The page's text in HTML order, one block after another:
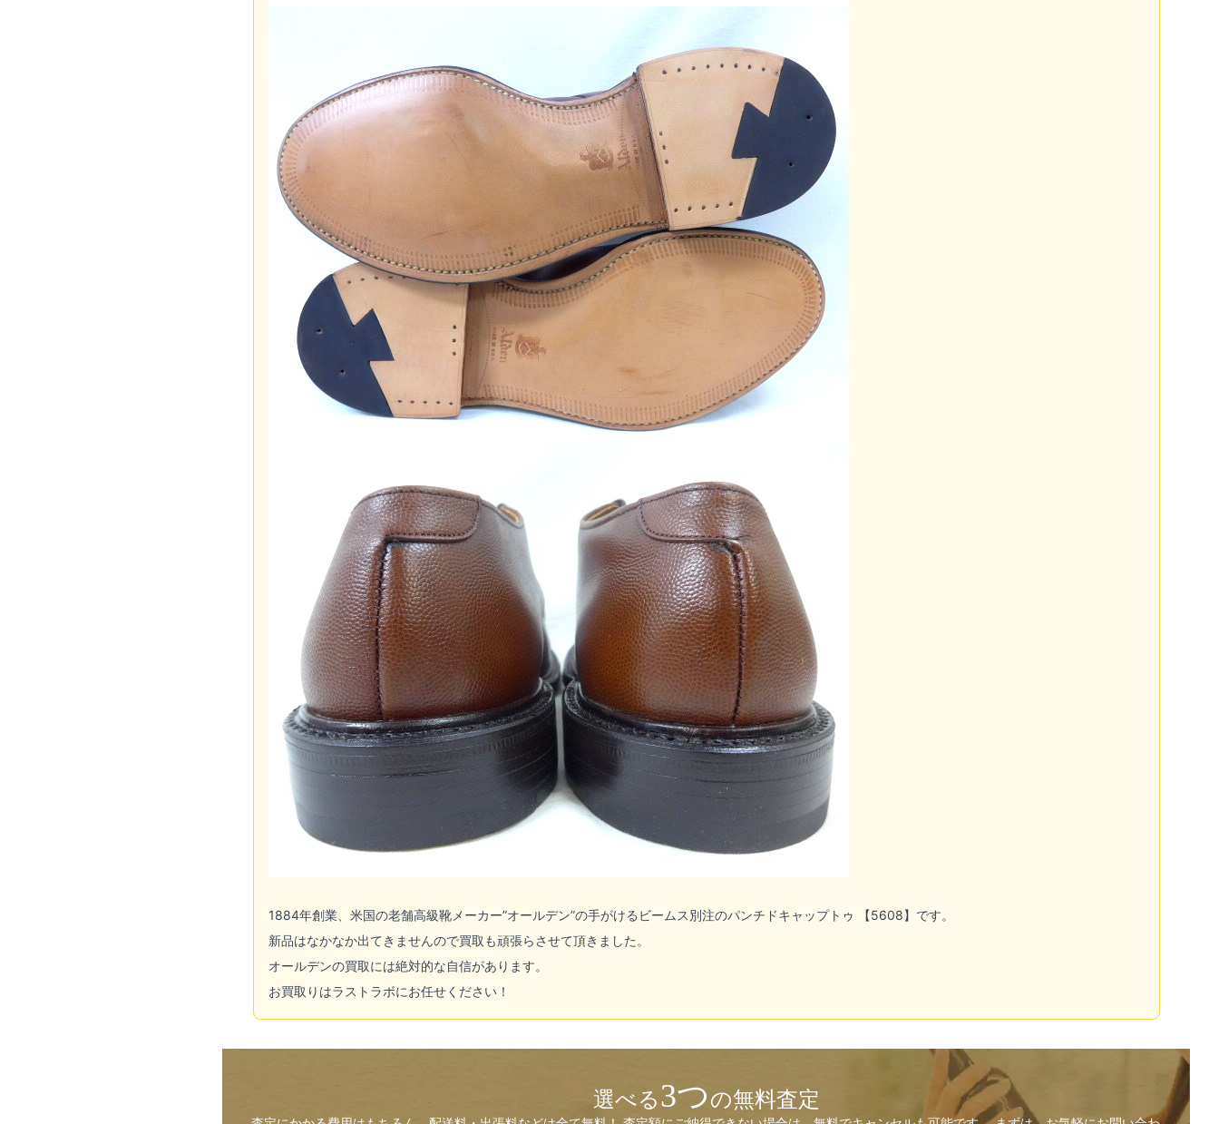
1884年創業、米国の老舗高級靴メーカー”オールデン”の手がけるビームス別注のパンチドキャップトゥ 【5608】です。
新品はなかなか出てきませんので買取も頑張らさせて頂きました。
オールデンの買取には絶対的な自信があります。
お買取りはラストラボにお任せください！
選べる3つの無料査定